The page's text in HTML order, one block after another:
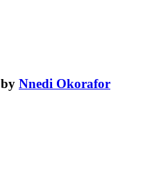
by Nnedi Okorafor